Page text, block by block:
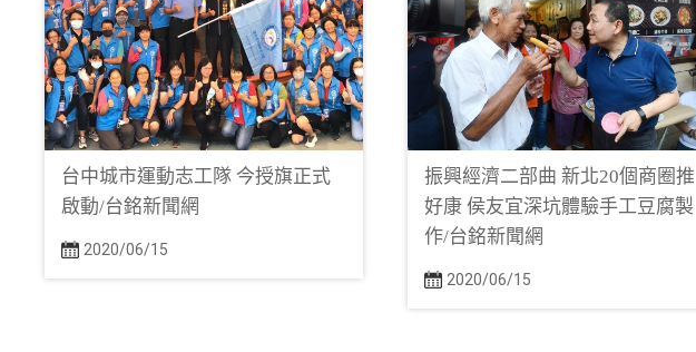
台中城市運動志工隊 今授旗正式
啟動/台銘新聞網
2020/06/15
振興經濟二部曲 新北20個商圈推
好康 侯友宜深坑體驗手工豆腐製
作/台銘新聞網
2020/06/15